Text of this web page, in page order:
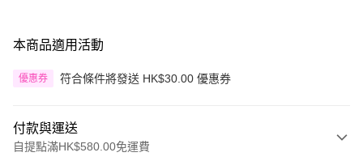
本商品適用活動
優惠券 符合條件將發送 HK$30.00 優惠券
付款與運送
自提點滿HK$580.00免運費